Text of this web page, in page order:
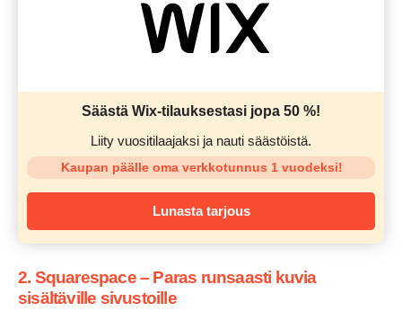
Säästä Wix-tilauksestasi jopa 50 %!
Liity vuositilaajaksi ja nauti säästöistä.
Kaupan päälle oma verkkotunnus 1 vuodeksi!
Lunasta tarjous
2. Squarespace – Paras runsaasti kuvia
sisältäville sivustoille